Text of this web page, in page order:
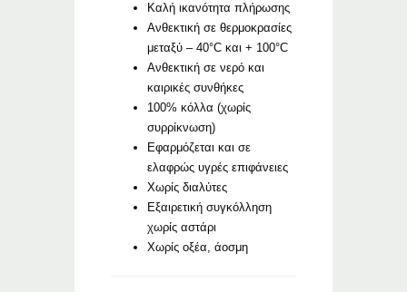
Καλή ικανότητα πλήρωσης
Ανθεκτική σε θερμοκρασίες
μεταξύ – 40°C και + 100°C
Ανθεκτική σε νερό και
καιρικές συνθήκες
100% κόλλα (χωρίς
συρρίκνωση)
Εφαρμόζεται και σε
ελαφρώς υγρές επιφάνειες
Χωρίς διαλύτες
Εξαιρετική συγκόλληση
χωρίς αστάρι
Χωρίς οξέα, άοσμη